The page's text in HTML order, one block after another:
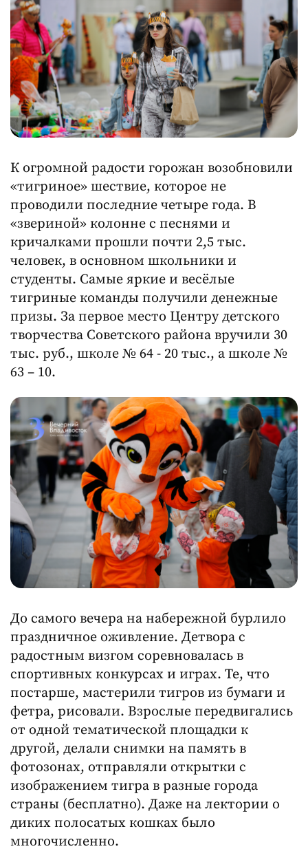
К огромной радости горожан возобновили
«тигриное» шествие, которое не
проводили последние четыре года. В
«звериной» колонне с песнями и
кричалками прошли почти 2,5 тыс.
человек, в основном школьники и
студенты. Самые яркие и весёлые
тигриные команды получили денежные
призы. За первое место Центру детского
творчества Советского района вручили 30
тыс. руб., школе № 64 - 20 тыс., а школе №
63 – 10.
До самого вечера на набережной бурлило
праздничное оживление. Детвора с
радостным визгом соревновалась в
спортивных конкурсах и играх. Те, что
постарше, мастерили тигров из бумаги и
фетра, рисовали. Взрослые передвигались
от одной тематической площадки к
другой, делали снимки на память в
фотозонах, отправляли открытки с
изображением тигра в разные города
страны (бесплатно). Даже на лектории о
диких полосатых кошках было
многочисленно.